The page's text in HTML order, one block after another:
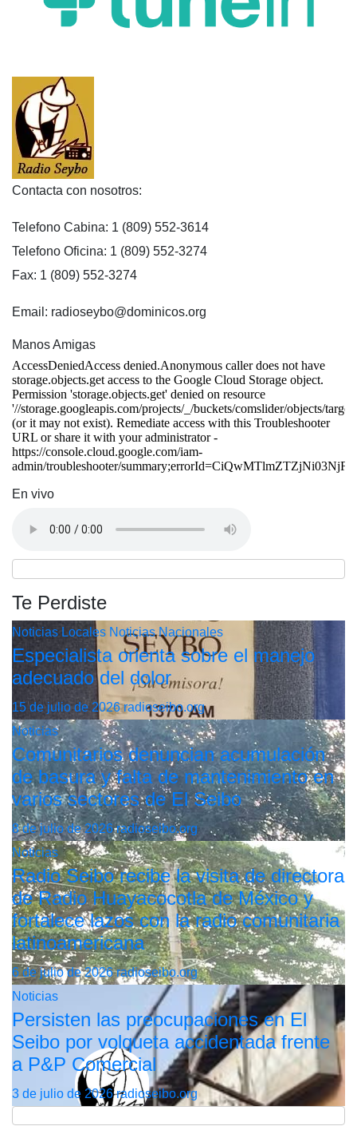
Contacta con nosotros:
Telefono Cabina: 1 (809) 552-3614
Telefono Oficina: 1 (809) 552-3274
Fax: 1 (809) 552-3274
Email: radioseybo@dominicos.org
Manos Amigas
En vivo
Te Perdiste
Noticias Locales Noticias Nacionales
Especialista orienta sobre el manejo
adecuado del dolor
15 de julio de 2026radioseibo.org
Noticias
Comunitarios denuncian acumulación
de basura y falta de mantenimiento en
varios sectores de El Seibo
8 de julio de 2026radioseibo.org
Noticias
Radio Seibo recibe la visita de directora
de Radio Huayacocotla de México y
fortalece lazos con la radio comunitaria
latinoamericana
6 de julio de 2026radioseibo.org
Noticias
Persisten las preocupaciones en El
Seibo por volqueta accidentada frente
a P&P Comercial
3 de julio de 2026radioseibo.org